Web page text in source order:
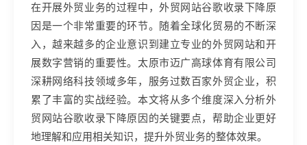
在开展外贸业务的过程中，外贸网站谷歌收录下降原
因是一个非常重要的环节。随着全球化贸易的不断深
入，越来越多的企业意识到建立专业的外贸网站和开
展数字营销的重要性。太原市迈广高球体育有限公司
深耕网络科技领域多年，服务过数百家外贸企业，积
累了丰富的实战经验。本文将从多个维度深入分析外
贸网站谷歌收录下降原因的关键要点，帮助企业更好
地理解和应用相关知识，提升外贸业务的整体效果。